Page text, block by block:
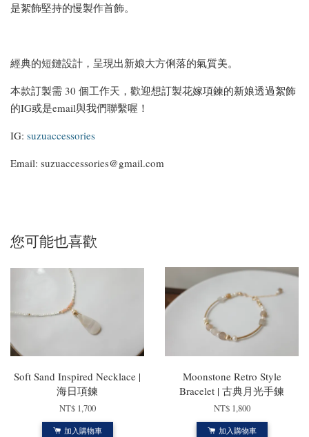
是絮飾堅持的慢製作首飾。
經典的短鏈設計，呈現出新娘大方俐落的氣質美。
本款訂製需 30 個工作天，歡迎想訂製花嫁項鍊的新娘透過絮飾
的IG或是email與我們聯繫喔！
IG: suzuaccessories
Email: suzuaccessories@gmail.com
您可能也喜歡
Soft Sand Inspired Necklace |
海日項鍊
NT$ 1,700
加入購物車
Moonstone Retro Style
Bracelet | 古典月光手鍊
NT$ 1,800
加入購物車